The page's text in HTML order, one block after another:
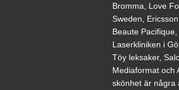
Bromma, Love
Sweden,
Beaute Pacifique,
Laserkliniken i
Töy leksaker,
Mediaformat och
skönhet är några